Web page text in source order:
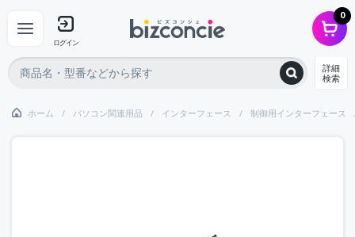
ログイン
0
詳細
検索
ホーム パソコン関連用品 インターフェース 制御用インターフェース